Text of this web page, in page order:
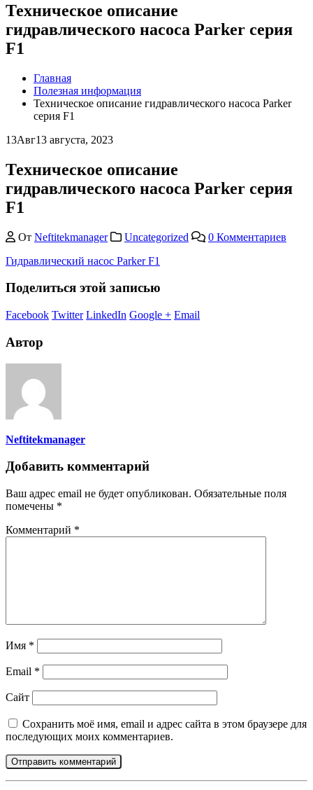
Техническое описание
гидравлического насоса Parker серия
F1
Главная
Полезная информация
Техническое описание гидравлического насоса Parker
серия F1
13Авг13 августа, 2023
Техническое описание
гидравлического насоса Parker серия
F1
От Neftitekmanager Uncategorized
0 Комментариев
Гидравлический насос Parker F1
Поделиться этой записью
Facebook Twitter LinkedIn Google + Email
Автор
Neftitekmanager
Добавить комментарий
Ваш адрес email не будет опубликован. Обязательные поля
помечены *
Комментарий *
Имя *
Email *
Сайт
Сохранить моё имя, email и адрес сайта в этом браузере для
последующих моих комментариев.